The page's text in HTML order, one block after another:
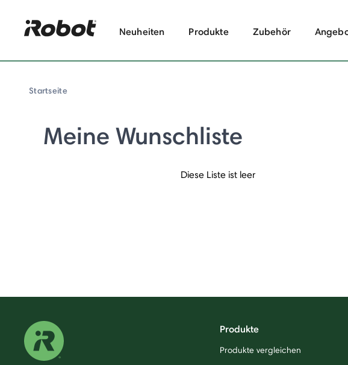
Neuheiten Produkte Zubehör
Startseite
Meine Wunschliste
Diese Liste ist leer
Produkte
Produkte vergleichen